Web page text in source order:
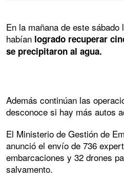
En la mañana de este
habían logrado recuperar
se precipitaron al agua.
Además continúan las
desconoce si hay más autos
El Ministerio de Gestión de
anunció el envío de 736
embarcaciones y 32 drones
salvamento.